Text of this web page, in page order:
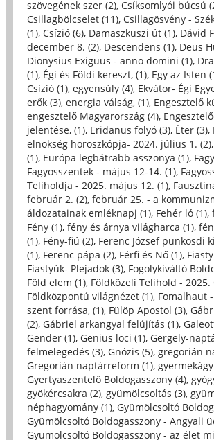
szövegének szer (2), Csíksomlyói búcsú
Csillagbölcselet (11), Csillagösvény -
(1), Csízió (6), Damaszkuszi út (1), Dávid
december 8. (2), Descendens (1), Deus
Dionysius Exiguus - anno domini (1),
(1), Égi és Földi kereszt, (1), Egy az Isten
Csízió (1), egyensúly (4), Ekvátor- Égi
erők (3), energia válság, (1), Engesztelő
engesztelő Magyarország (4),
jelentése, (1), Eridanus folyó (3), Éter (3),
elnökség horoszkópja- 2024. július 1. (2),
(1), Európa legbátrabb asszonya (1),
Fagyosszentek - május 12-14. (1),
Teliholdja - 2025. május 12. (1),
február 2. (2), február 25. - a
áldozatainak emléknapj (1), Fehér ló (1),
Fény (1), fény és árnya világharca (1),
(1), Fény-fiú (2), Ferenc József pünkösdi
(1), Ferenc pápa (2), Férfi és Nő (1),
Fiastyúk- Plejadok (3), Fogolykiváltó
Föld elem (1), Földközeli Telihold - 2025.
Földközpontú világnézet (1), Fomalhaut
szent forrása, (1), Fülöp Apostol (3),
(2), Gábriel arkangyal felújítás (1),
Gender (1), Genius loci (1), Gergely-
felmelegedés (3), Gnózis (5), gregorián
Gregorián naptárreform (1),
Gyertyaszentelő Boldogasszony (4),
gyökércsakra (2), gyümölcsoltás (3),
néphagyomány (1), Gyümölcsoltó
Gyümölcsoltó Boldogasszony - Angyali
Gyümölcsoltó Boldogasszony - az élet